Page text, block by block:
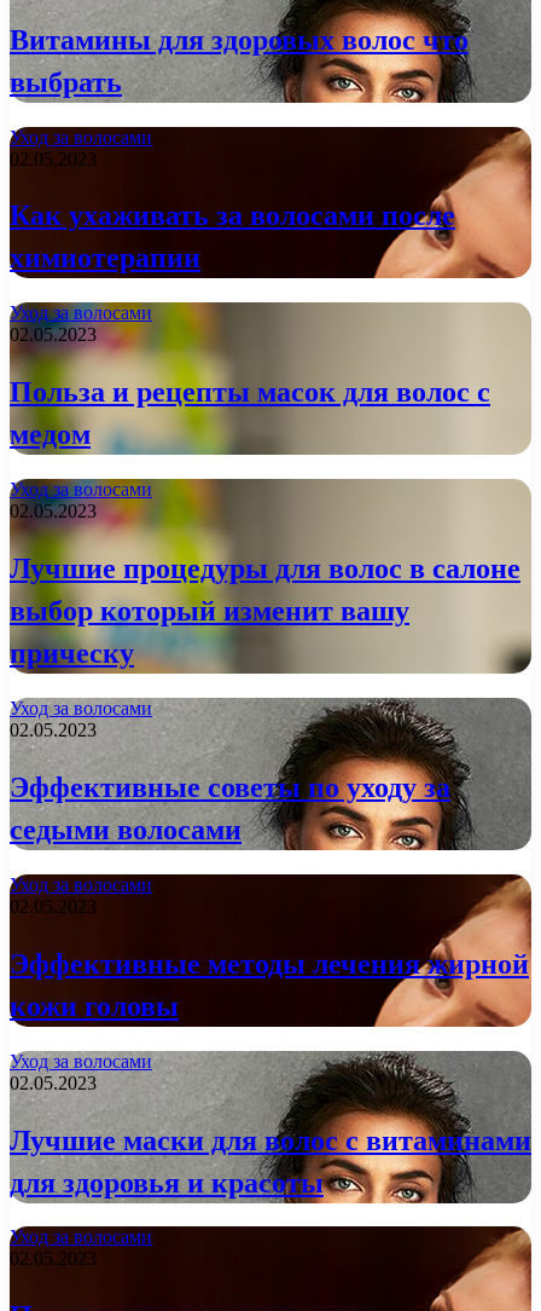
Витамины для здоровых волос что
выбрать
Уход за волосами
02.05.2023
Как ухаживать за волосами после
химиотерапии
Уход за волосами
02.05.2023
Польза и рецепты масок для волос с
медом
Уход за волосами
02.05.2023
Лучшие процедуры для волос в салоне
выбор который изменит вашу
прическу
Уход за волосами
02.05.2023
Эффективные советы по уходу за
седыми волосами
Уход за волосами
02.05.2023
Эффективные методы лечения жирной
кожи головы
Уход за волосами
02.05.2023
Лучшие маски для волос с витаминами
для здоровья и красоты
Уход за волосами
02.05.2023